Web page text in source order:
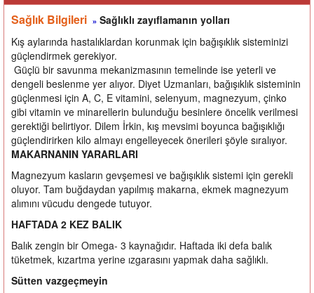
Sağlık Bilgileri » Sağlıklı zayıflamanın yolları
Kış aylarında hastalıklardan korunmak için bağışıklık sisteminizi
güçlendirmek gerekiyor.
Güçlü bir savunma mekanizmasının temelinde ise yeterli ve
dengeli beslenme yer alıyor. Diyet Uzmanları, bağışıklık sisteminin
güçlenmesi için A, C, E vitamini, selenyum, magnezyum, çinko
gibi vitamin ve minarellerin bulunduğu besinlere öncelik verilmesi
gerektiği belirtiyor. Dilem İrkin, kış mevsimi boyunca bağışıklığı
güçlendirirken kilo almayı engelleyecek önerileri şöyle sıralıyor.
MAKARNANIN YARARLARI
Magnezyum kasların gevşemesi ve bağışıklık sistemi için gerekli
oluyor. Tam buğdaydan yapılmış makarna, ekmek magnezyum
alımını vücudu dengede tutuyor.
HAFTADA 2 KEZ BALIK
Balık zengin bir Omega- 3 kaynağıdır. Haftada iki defa balık
tüketmek, kızartma yerine ızgarasını yapmak daha sağlıklı.
Sütten vazgeçmeyin